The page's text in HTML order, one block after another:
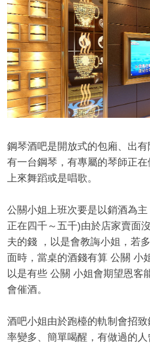
酒
店
經
鋼琴酒吧是開放式的包廂、出
有一台鋼琴，有專屬的琴師正
上來舞蹈或是唱歌。
公關小姐上班次要是以銷酒為
正在四千～五千)由於店家賣面
夫的錢 ，以是會教誨小姐，若
面時，當桌的酒錢有算 公關 小
以是有些 公關 小姐會期望恩客
會催酒。
酒吧小姐由於跑檯的軌制會招
率變多、簡單喝醒，有做過的